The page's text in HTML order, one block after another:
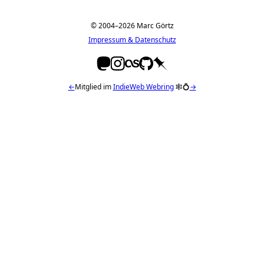
© 2004–2026 Marc Görtz
Impressum & Datenschutz
←Mitglied imIndieWeb Webring🕸💍→